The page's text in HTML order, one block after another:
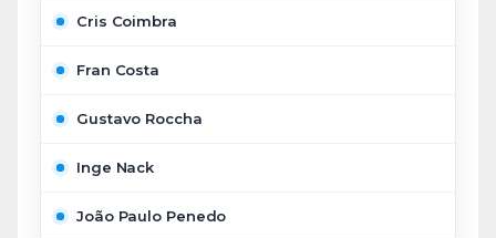
Cris Coimbra
Fran Costa
Gustavo Roccha
Inge Nack
João Paulo Penedo